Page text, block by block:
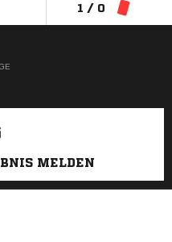
1 / 0
MELDEN